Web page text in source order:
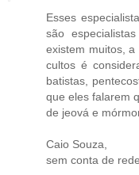
Esses
são
existem muitos,
cultos é
batistas,
que eles falarem
de jeová e
Caio Souza,
sem conta de